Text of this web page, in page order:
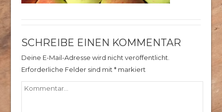
SCHREIBE EINEN KOMMENTAR
Deine E-Mail-Adresse wird nicht veröffentlicht.
Erforderliche Felder sind mit*markiert